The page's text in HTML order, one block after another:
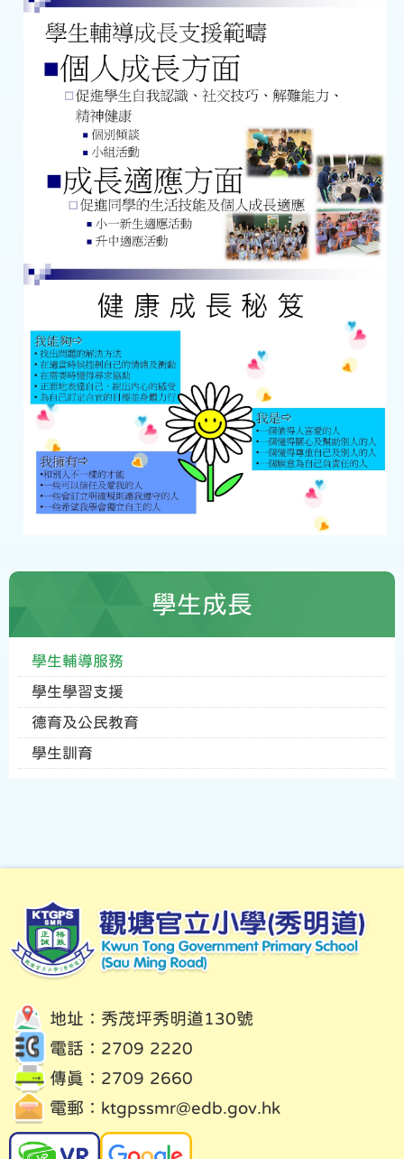
學生成長
學生輔導服務
學生學習支援
德育及公民教育
學生訓育
地址：秀茂坪秀明道130號
電話：2709 2220
傳真：2709 2660
電郵： ktgpssmr@edb.gov.hk